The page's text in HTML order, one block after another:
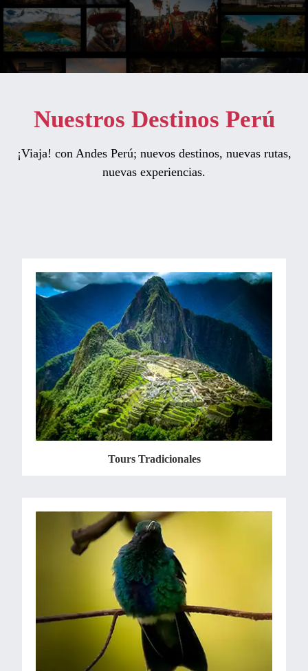
Nuestros Destinos Perú
¡Viaja! con Andes Perú; nuevos destinos, nuevas rutas,
nuevas experiencias.
Tours Tradicionales